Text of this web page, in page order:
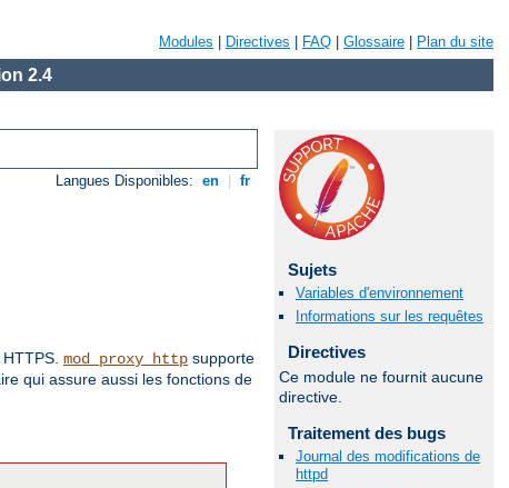
Modules Directives FAQ Glossaire Plan du site
2.4
Langues Disponibles: en fr
mod_proxy_http supporte
qui assure aussi les fonctions de
Sujets
Variables d'environnement
Informations sur les requêtes
Directives
Ce module ne fournit aucune
directive.
Traitement des bugs
Journal des modifications de
httpd